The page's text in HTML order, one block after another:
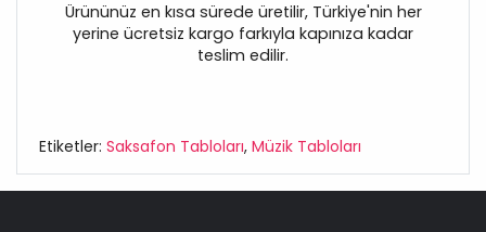
Ürününüz en kısa sürede üretilir, Türkiye'nin her
yerine ücretsiz kargo farkıyla kapınıza kadar
teslim edilir.
Etiketler: Saksafon Tabloları, Müzik Tabloları